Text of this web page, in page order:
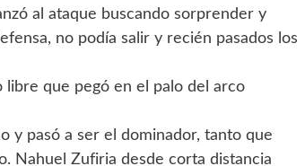
al ataque buscando sorprender y
no podía salir y recién pasados los
libre que pegó en el palo del arco
y pasó a ser el dominador, tanto que
Nahuel Zufiria desde corta distancia